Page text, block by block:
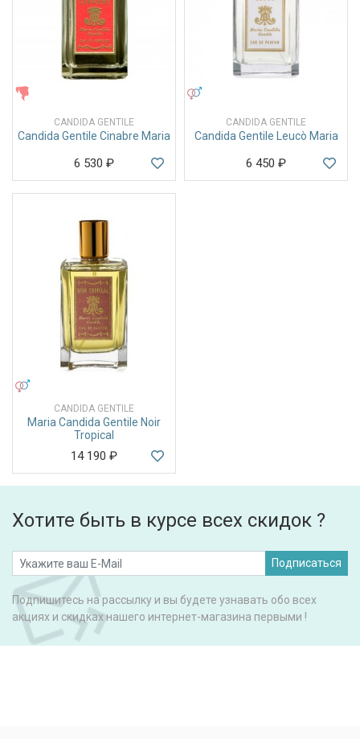
CANDIDA GENTILE
Candida Gentile Cinabre Maria
6 530 ₽
CANDIDA GENTILE
Candida Gentile Leucò Maria
6 450 ₽
CANDIDA GENTILE
Maria Candida Gentile Noir
Tropical
14 190 ₽
Хотите быть в курсе всех скидок ?
Подписаться
Подпишитесь на рассылку и вы будете узнавать обо всех
акциях и скидках нашего интернет-магазина первыми !